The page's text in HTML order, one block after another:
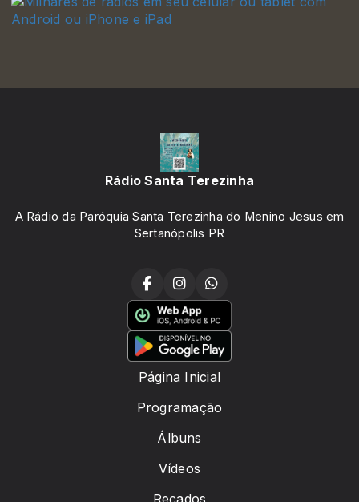
Rádio Santa Terezinha
A Rádio da Paróquia Santa Terezinha do Menino Jesus em
Sertanópolis PR
Página Inicial
Programação
Álbuns
Vídeos
Recados